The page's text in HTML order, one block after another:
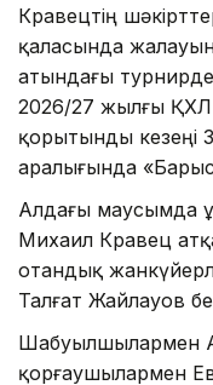
Кравецтің
қаласында
атындағы
2026/27 жылғы
қорытынды кезеңі
аралығында «Барыс
Алдағы маусымда
Михаил Кравец
отандық
Талғат Жайлауов
Шабуылшылармен
қорғаушылармен